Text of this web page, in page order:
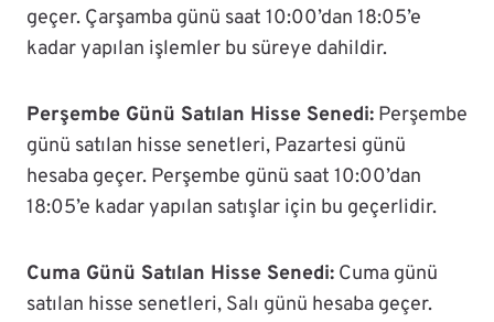
geçer. Çarşamba günü saat 10:00’dan 18:05’e
kadar yapılan işlemler bu süreye dahildir.
Perşembe Günü Satılan Hisse Senedi: Perşembe
günü satılan hisse senetleri, Pazartesi günü
hesaba geçer. Perşembe günü saat 10:00’dan
18:05’e kadar yapılan satışlar için bu geçerlidir.
Cuma Günü Satılan Hisse Senedi: Cuma günü
satılan hisse senetleri, Salı günü hesaba geçer.